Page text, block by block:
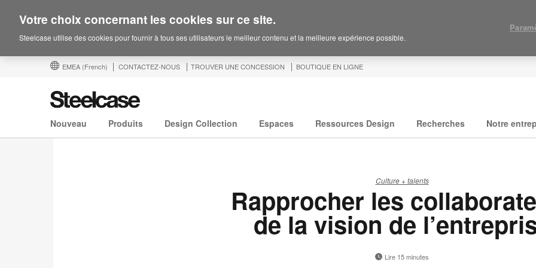
EMEA (French) CONTACTEZ-NOUS TROUVER UNE CONCESSION BOUTIQUE EN LIGNE
Nouveau Produits Design Collection Espaces Ressources Design Recherches Notre
Culture + talents
Rapprocher les
de la vision de
Lire 15 minutes
Votre choix concernant les cookies sur ce site.
Steelcase utilise des cookies pour fournir à tous ses utilisateurs le meilleur contenu et la meilleure expérience possible.